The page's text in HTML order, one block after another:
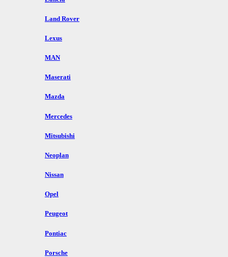
Land Rover
Lexus
MAN
Maserati
Mazda
Mercedes
Mitsubishi
Neoplan
Nissan
Opel
Peugeot
Pontiac
Porsche